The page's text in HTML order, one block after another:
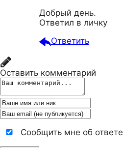
Добрый день.
Ответил в личку
Ответить
Оставить комментарий
Сообщить мне об ответе